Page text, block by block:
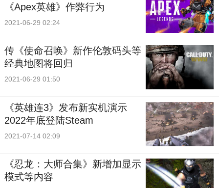
《Apex英雄》作弊行为
2021-06-29 02:24
传《使命召唤》新作伦敦码头等
经典地图将回归
2021-06-29 01:50
《英雄连3》发布新实机演示
2022年底登陆Steam
2021-07-14 02:09
《忍龙：大师合集》新增加显示
模式等内容